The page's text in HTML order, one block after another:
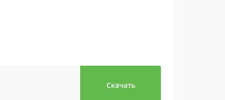
Скачать